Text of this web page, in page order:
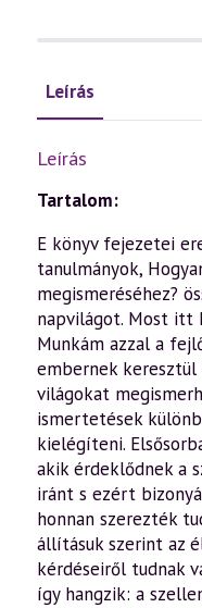
Leírás
Leírás
Tartalom:
E ​könyv fejezetei
tanulmányok,
megismeréséhez?
napvilágot. Most itt
Munkám azzal a
embernek keresztül
világokat
ismertetések
kielégíteni.
akik érdeklődnek a
iránt s ezért
honnan szerezték
állításuk szerint az
kérdéseiről tudnak
így hangzik: a